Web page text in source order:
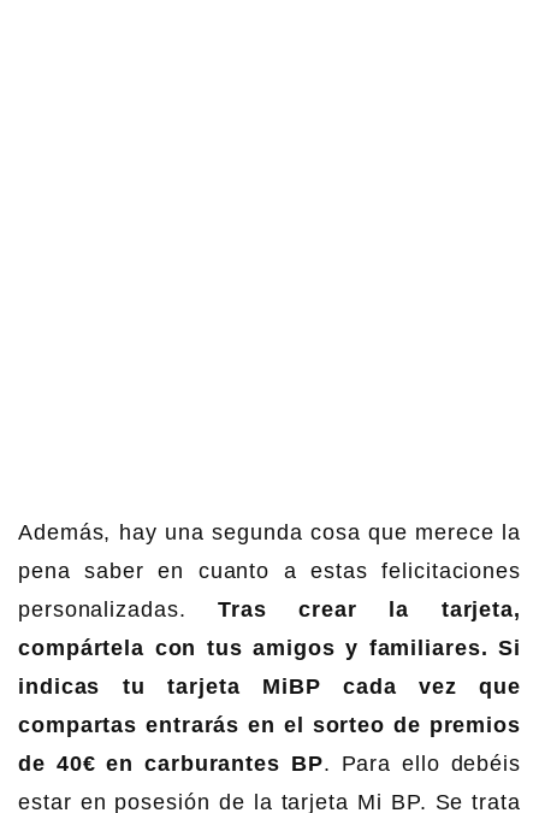
Además, hay una segunda cosa que merece la
pena saber en cuanto a estas felicitaciones
personalizadas.Tras crear la tarjeta,
compártela con tus amigos y familiares. Si
indicas tu tarjeta MiBP cada vez que
compartas entrarás en el sorteo de premios
de 40€ en carburantes BP. Para ello debéis
estar en posesión de la tarjeta Mi BP. Se trata